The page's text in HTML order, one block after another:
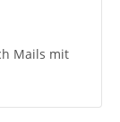
Mails mit